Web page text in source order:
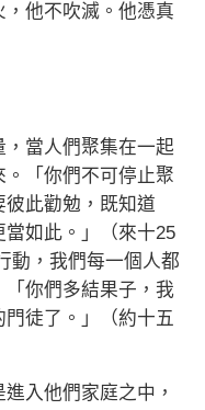
他不吹滅。他憑真
當人們聚集在一起
「你們不可停止聚
此勸勉，既知道
當如此。」（來十25
動，我們每一個人都
你們多結果子，我
徒了。」（約十五
入他們家庭之中，